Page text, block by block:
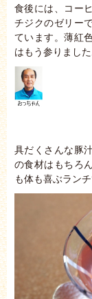
食後には、コー
チジクのゼリー
ています。薄紅
はもう参りまし
具だくさんな豚
の食材はもちろ
も体も喜ぶラン